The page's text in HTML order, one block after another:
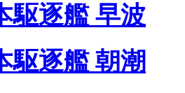
駆逐艦 早波
駆逐艦 朝潮